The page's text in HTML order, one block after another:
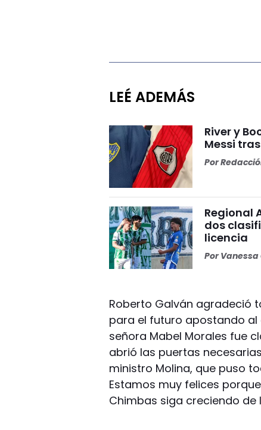
LEÉ ADEMÁS
River y
Messi
Por
Regional
dos
licencia
Por
Roberto Galván agradeció
para el futuro apostando al
señora Mabel Morales fue
abrió las puertas
ministro Molina, que puso
Estamos muy felices
Chimbas siga creciendo de